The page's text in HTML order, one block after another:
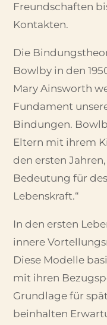
Freundschaften
Kontakten.
Die
Bowlby in den
Mary Ainsworth
Fundament
Bindungen.
Eltern mit ihrem
den ersten
Bedeutung für
Lebenskraft.“
In den ersten
innere
Diese Modelle
mit ihren
Grundlage für
beinhalten